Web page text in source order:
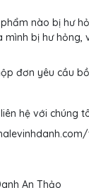
nào bị hư
bị hư hỏng,
đơn yêu cầu
hệ với chúng